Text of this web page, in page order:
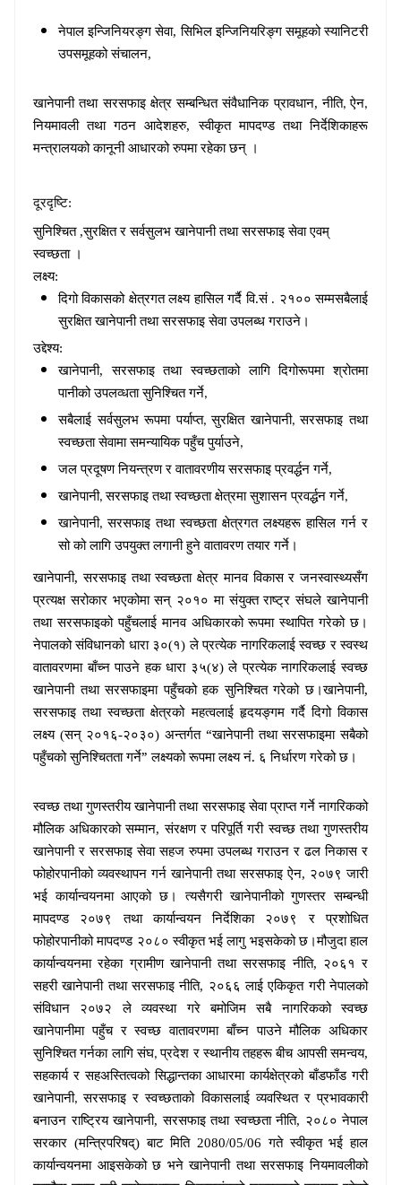
नेपाल इन्जिनियरङ्ग सेवा, सिभिल इन्जिनियरिङ्ग समूहको स्यानिटरी
उपसमूहको संचालन,
खानेपानी तथा सरसफाइ क्षेत्र सम्बन्धित संवैधानिक प्रावधान, नीति,ऐन,
नियमावली तथा गठन आदेशहरु, स्वीकृत मापदण्ड तथा निर्देशिकाहरू
मन्त्रालयको कानूनी आधारको रुपमा रहेका छन् ।
दूरदृष्टि:
सुनिश्चित,सुरक्षित र सर्वसुलभ खानेपानी तथा सरसफाइ सेवा एवम्
स्वच्छता ।
लक्ष्य:
दिगो विकासकोक्षेत्रगतलक्ष्य हासिलगर्दै वि.सं. २१०० सम्मसबैलाई
सुरक्षित खानेपानी तथा सरसफाइ सेवा उपलब्ध गराउने।
उद्देश्य:
खानेपानी, सरसफाइ तथा स्वच्छताको लागि दिगोरूपमा श्रोतमा
पानीको उपलव्धता सुनिश्चित गर्ने,
सबैलाई सर्वसुलभरूपमा पर्याप्त,सुरक्षित खानेपानी,सरसफाइ तथा
स्वच्छता सेवामा समन्यायिक पहुँच पुर्याउने,
जलप्रदूषणनियन्त्रण र वातावरणीय सरसफाइ प्रवर्द्धन गर्ने,
खानेपानी,सरसफाइ तथा स्वच्छता क्षेत्रमा सुशासन प्रवर्द्धन गर्ने,
खानेपानी,सरसफाइ तथा स्वच्छता क्षेत्रगत लक्ष्यहरू हासिल गर्न र
सो को लागि उपयुक्त लगानी हुने वातावरण तयार गर्ने।
खानेपानी,सरसफाइ तथा स्वच्छता क्षेत्र मानव विकास र जनस्वास्थ्यसँग
प्रत्यक्ष सरोकार भएकोमा सन् २०१० मा संयुक्त राष्ट्र संघले खानेपानी
तथा सरसफाइकोपहुँचलाई मानव अधिकारको रूपमा स्थापित गरेको छ।
नेपालको संविधानको धारा ३०(१) ले प्रत्येक नागरिकलाई स्वच्छ र स्वस्थ
वातावरणमाबाँच्नपाउने हक धारा ३५(४) ले प्रत्येक नागरिकलाई स्वच्छ
खानेपानी तथा सरसफाइमापहुँचको हक सुनिश्चित गरेको छ।खानेपानी,
सरसफाइ तथा स्वच्छता क्षेत्रको महत्वलाई हृदयङ्गम गर्दै दिगो विकास
लक्ष्य (सन् २०१६-२०३०) अन्तर्गत “खानेपानी तथा सरसफाइमा सबैको
पहुँचको सुनिश्चितता गर्ने”लक्ष्यकोरूपमा लक्ष्य नं. ६ निर्धारण गरेको छ।
स्वच्छ तथा गुणस्तरीय खानेपानी तथा सरसफाइ सेवा प्राप्त गर्ने नागरिकको
मौलिक अधिकारको सम्मान, संरक्षण र परिपूर्ति गरी स्वच्छ तथा गुणस्तरीय
खानेपानी र सरसफाइ सेवा सहज रुपमा उपलब्ध गराउन र ढल निकास र
फोहोरपानीको व्यवस्थापन गर्न खानेपानी तथा सरसफाइ ऐन, २०७९ जारी
भई कार्यान्वयनमा आएको छ। त्यसैगरी खानेपानीको गुणस्तर सम्बन्धी
मापदण्ड २०७९ तथा कार्यान्वयन निर्देशिका २०७९ र प्रशोधित
फोहोरपानीको मापदण्ड २०८० स्वीकृत भई लागु भइसकेकोछ।मौजुदा हाल
कार्यान्वयनमा रहेका ग्रामीण खानेपानी तथा सरसफाइ नीति, २०६१ र
सहरी खानेपानी तथा सरसफाइ नीति, २०६६ लाई एकिकृत गरी नेपालको
संविधान २०७२ ले व्यवस्था गरे बमोजिम सबै नागरिकको स्वच्छ
खानेपानीमा पहुँच र स्वच्छ वातावरणमा बाँच्न पाउने मौलिक अधिकार
सुनिश्चित गर्नका लागि संघ,प्रदेश र स्थानीय तहहरू बीच आपसी समन्वय,
सहकार्य र सहअस्तित्वको सिद्धान्तका आधारमा कार्यक्षेत्रको बाँडफाँड गरी
खानेपानी,सरसफाइ र स्वच्छताको विकासलाई व्यवस्थित र प्रभावकारी
बनाउन राष्ट्रिय खानेपानी, सरसफाइ तथा स्वच्छता नीति, २०८० नेपाल
सरकार (मन्त्रिपरिषद्) बाट मिति 2080/05/06 गते स्वीकृत भई हाल
कार्यान्वयनमा आइसकेको छ भने खानेपानी तथा सरसफाइ नियमावलीको